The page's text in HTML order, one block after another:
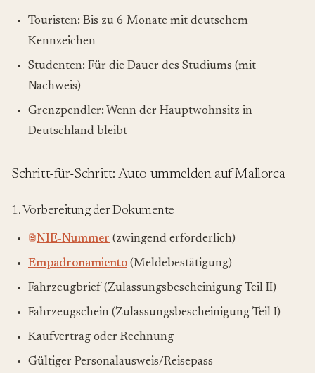
Touristen: Bis zu 6 Monate mit deutschem
Kennzeichen
Studenten: Für die Dauer des Studiums (mit
Nachweis)
Grenzpendler: Wenn der Hauptwohnsitz in
Deutschland bleibt
Schritt-für-Schritt: Auto ummelden auf Mallorca
1. Vorbereitung der Dokumente
NIE-Nummer (zwingend erforderlich)
Empadronamiento (Meldebestätigung)
Fahrzeugbrief (Zulassungsbescheinigung Teil II)
Fahrzeugschein (Zulassungsbescheinigung Teil I)
Kaufvertrag oder Rechnung
Gültiger Personalausweis/Reisepass